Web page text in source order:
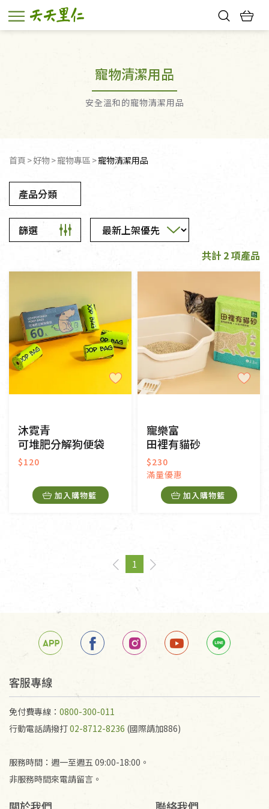
寵物清潔用品
安全溫和的寵物清潔用品
首頁 好物 寵物專區 寵物清潔用品
產品分類
篩選
共計 2 項產品
常溫 冷藏 冷凍
一般網購 門市販售
沐霓青
可堆肥分解狗便袋
$120
加入購物籃
寵樂富
田裡有貓砂
$230
滿量優惠
加入購物籃
pageYou're on page
1
page
客服專線
免付費專線： 0800-300-011
行動電話請撥打02-8712-8236 (國際請加886)
服務時間：週一至週五 09:00-18:00。
非服務時間來電請留言。
關於我們 聯絡我們